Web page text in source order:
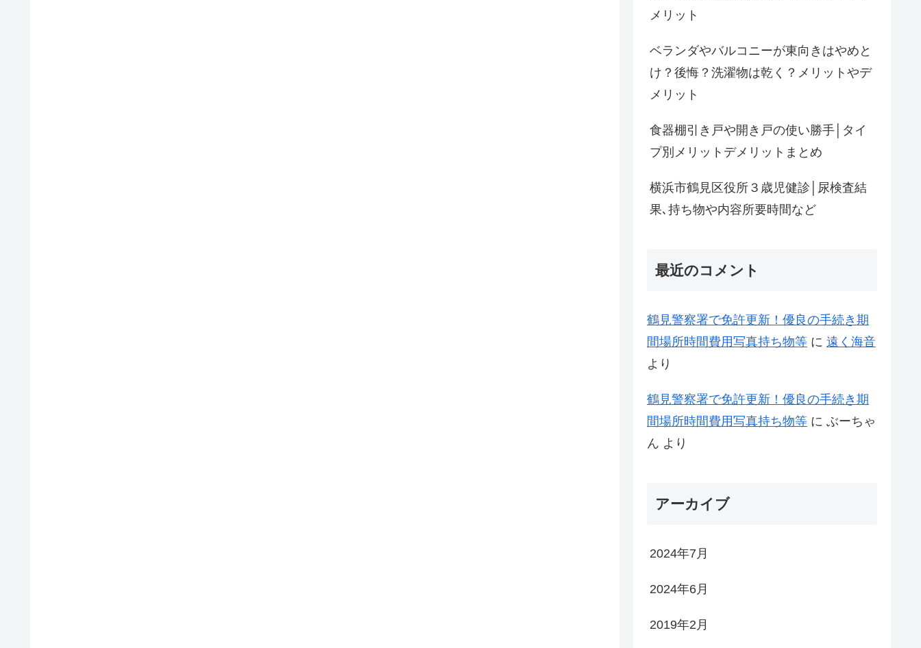
メリット
ベランダやバルコニーが東向きはやめと
け？後悔？洗濯物は乾く？メリットやデ
メリット
食器棚引き戸や開き戸の使い勝手│タイ
プ別メリットデメリットまとめ
横浜市鶴見区役所３歳児健診│尿検査結
果､持ち物や内容所要時間など
最近のコメント
鶴見警察署で免許更新！優良の手続き期
間場所時間費用写真持ち物等 に 遠く海音
より
鶴見警察署で免許更新！優良の手続き期
間場所時間費用写真持ち物等 に ぶーちゃ
ん より
アーカイブ
2024年7月
2024年6月
2019年2月